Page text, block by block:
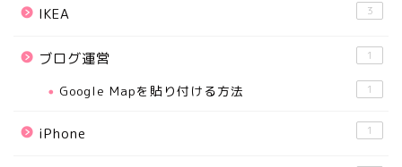
IKEA 3
ブログ運営 1
Google Mapを貼り付ける方法 1
iPhone 1